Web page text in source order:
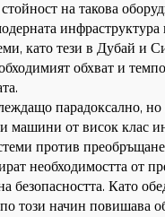
на такова
като тези в Дубай и
обхват и
парадоксално,
машини от висок клас
против
необходимостта от
безопасността. Като
този начин повишава